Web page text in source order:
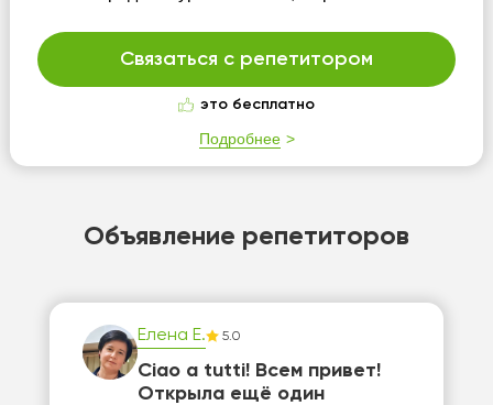
Связаться с репетитором
это бесплатно
Подробнее
Объявление репетиторов
Елена Е. 5.0
Ciao a tutti! Всем привет!
Открыла ещё один